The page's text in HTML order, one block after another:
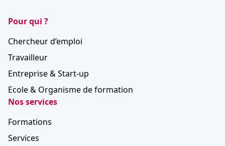
Pour qui ?
Chercheur d’emploi
Travailleur
Entreprise & Start-up
Ecole & Organisme de formation
Nos services
Formations
Services